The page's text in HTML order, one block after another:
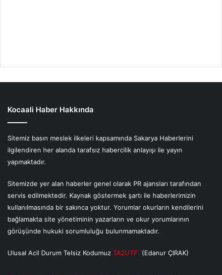
Kocaali Haber Hakkında
Sitemiz basın meslek ilkeleri kapsamında Sakarya Haberlerini
ilgilendiren her alanda tarafsız habercilik anlayışı ile yayın
yapmaktadır.
Sitemizde yer alan haberler genel olarak PR ajansları tarafından
servis edilmektedir. Kaynak göstermek şartı ile haberlerimizin
kullanılmasında bir sakınca yoktur. Yorumlar okurların kendilerini
bağlamakta site yönetiminin yazarların ve okur yorumlarının
görüşünde hukuki sorumluluğu bulunmamaktadır.
Ulusal Acil Durum Telsiz Kodumuz TA2UTF (Edanur ÇIRAK)